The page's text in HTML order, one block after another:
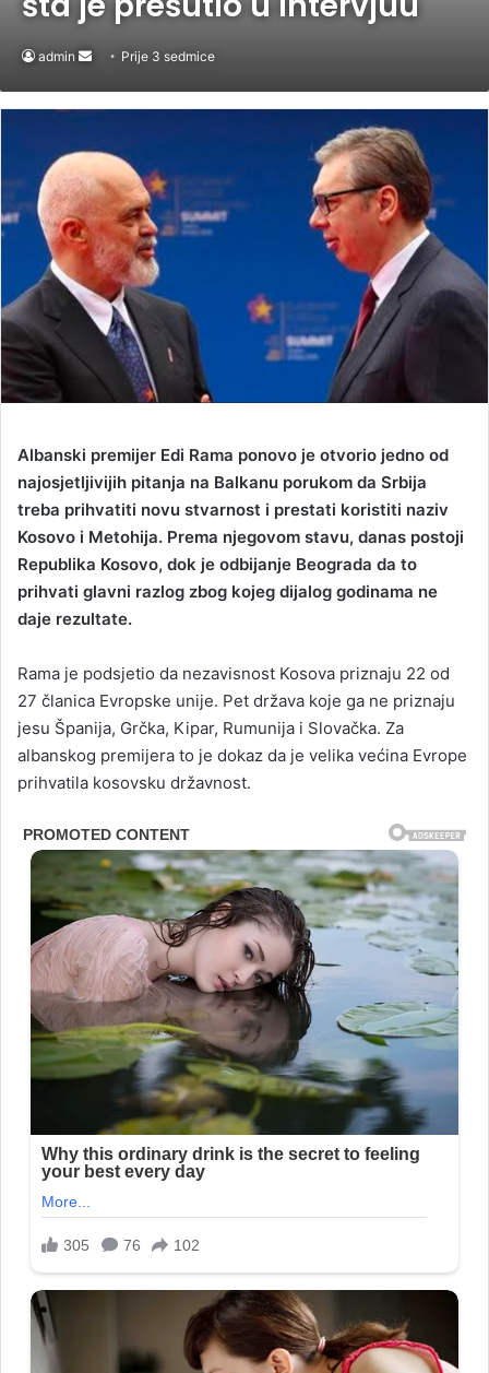
admin
Send
email
Prije 3 sedmice
Albanski premijer Edi Rama ponovo je otvorio jedno od
najosjetljivijih pitanja na Balkanu porukom da Srbija
treba prihvatiti novu stvarnost i prestati koristiti naziv
Kosovo i Metohija. Prema njegovom stavu, danas postoji
Republika Kosovo, dok je odbijanje Beograda da to
prihvati glavni razlog zbog kojeg dijalog godinama ne
daje rezultate.
Rama je podsjetio da nezavisnost Kosova priznaju 22 od
27 članica Evropske unije. Pet država koje ga ne priznaju
jesu Španija, Grčka, Kipar, Rumunija i Slovačka. Za
albanskog premijera to je dokaz da je velika većina Evrope
prihvatila kosovsku državnost.